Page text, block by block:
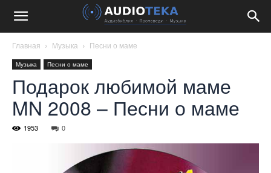
Главная Музыка Песни о маме
Музыка Песни о маме
Подарок любимой маме
MN 2008 – Песни о маме
1953 0